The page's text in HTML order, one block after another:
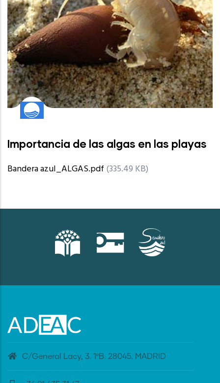
Importancia de las algas en las playas
Bandera azul_ALGAS.pdf (335.49 KB)
C/General Lacy, 3. 1ºB. 28045. MADRID